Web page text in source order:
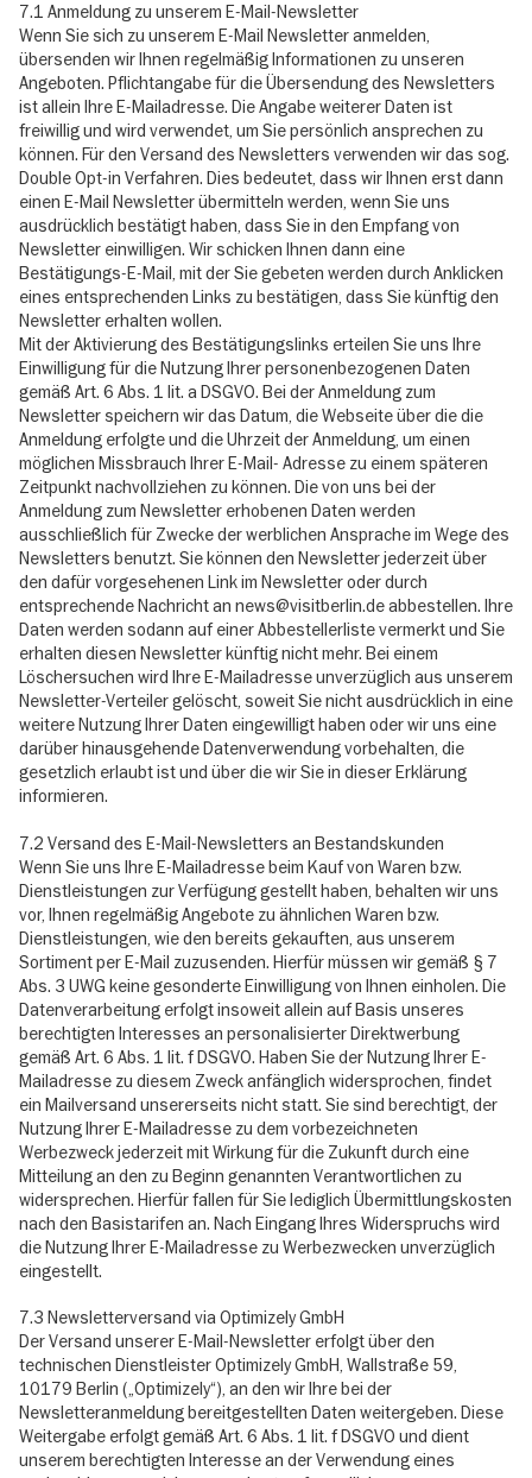
7.1 Anmeldung zu unserem E-Mail-Newsletter
Wenn Sie sich zu unserem E-Mail Newsletter anmelden,
übersenden wir Ihnen regelmäßig Informationen zu unseren
Angeboten. Pflichtangabe für die Übersendung des Newsletters
ist allein Ihre E-Mailadresse. Die Angabe weiterer Daten ist
freiwillig und wird verwendet, um Sie persönlich ansprechen zu
können. Für den Versand des Newsletters verwenden wir das sog.
Double Opt-in Verfahren. Dies bedeutet, dass wir Ihnen erst dann
einen E-Mail Newsletter übermitteln werden, wenn Sie uns
ausdrücklich bestätigt haben, dass Sie in den Empfang von
Newsletter einwilligen. Wir schicken Ihnen dann eine
Bestätigungs-E-Mail, mit der Sie gebeten werden durch Anklicken
eines entsprechenden Links zu bestätigen, dass Sie künftig den
Newsletter erhalten wollen.
Mit der Aktivierung des Bestätigungslinks erteilen Sie uns Ihre
Einwilligung für die Nutzung Ihrer personenbezogenen Daten
gemäß Art. 6 Abs. 1 lit. a DSGVO. Bei der Anmeldung zum
Newsletter speichern wir das Datum, die Webseite über die die
Anmeldung erfolgte und die Uhrzeit der Anmeldung, um einen
möglichen Missbrauch Ihrer E-Mail- Adresse zu einem späteren
Zeitpunkt nachvollziehen zu können. Die von uns bei der
Anmeldung zum Newsletter erhobenen Daten werden
ausschließlich für Zwecke der werblichen Ansprache im Wege des
Newsletters benutzt. Sie können den Newsletter jederzeit über
den dafür vorgesehenen Link im Newsletter oder durch
entsprechende Nachricht an news@visitberlin.de abbestellen. Ihre
Daten werden sodann auf einer Abbestellerliste vermerkt und Sie
erhalten diesen Newsletter künftig nicht mehr. Bei einem
Löschersuchen wird Ihre E-Mailadresse unverzüglich aus unserem
Newsletter-Verteiler gelöscht, soweit Sie nicht ausdrücklich in eine
weitere Nutzung Ihrer Daten eingewilligt haben oder wir uns eine
darüber hinausgehende Datenverwendung vorbehalten, die
gesetzlich erlaubt ist und über die wir Sie in dieser Erklärung
informieren.
7.2 Versand des E-Mail-Newsletters an Bestandskunden
Wenn Sie uns Ihre E-Mailadresse beim Kauf von Waren bzw.
Dienstleistungen zur Verfügung gestellt haben, behalten wir uns
vor, Ihnen regelmäßig Angebote zu ähnlichen Waren bzw.
Dienstleistungen, wie den bereits gekauften, aus unserem
Sortiment per E-Mail zuzusenden. Hierfür müssen wir gemäß § 7
Abs. 3 UWG keine gesonderte Einwilligung von Ihnen einholen. Die
Datenverarbeitung erfolgt insoweit allein auf Basis unseres
berechtigten Interesses an personalisierter Direktwerbung
gemäß Art. 6 Abs. 1 lit. f DSGVO. Haben Sie der Nutzung Ihrer E-
Mailadresse zu diesem Zweck anfänglich widersprochen, findet
ein Mailversand unsererseits nicht statt. Sie sind berechtigt, der
Nutzung Ihrer E-Mailadresse zu dem vorbezeichneten
Werbezweck jederzeit mit Wirkung für die Zukunft durch eine
Mitteilung an den zu Beginn genannten Verantwortlichen zu
widersprechen. Hierfür fallen für Sie lediglich Übermittlungskosten
nach den Basistarifen an. Nach Eingang Ihres Widerspruchs wird
die Nutzung Ihrer E-Mailadresse zu Werbezwecken unverzüglich
eingestellt.
7.3 Newsletterversand via Optimizely GmbH
Der Versand unserer E-Mail-Newsletter erfolgt über den
technischen Dienstleister Optimizely GmbH, Wallstraße 59,
10179 Berlin („Optimizely“), an den wir Ihre bei der
Newsletteranmeldung bereitgestellten Daten weitergeben. Diese
Weitergabe erfolgt gemäß Art. 6 Abs. 1 lit. f DSGVO und dient
unserem berechtigten Interesse an der Verwendung eines